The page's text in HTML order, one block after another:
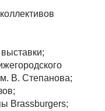
В. Степанова;
Brassburgers;